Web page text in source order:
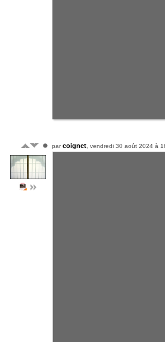
parcoignet , vendredi 30 août 2024 à